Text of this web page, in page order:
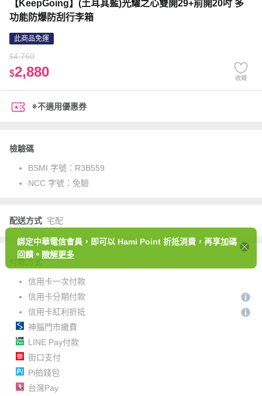
【KeepGoing】(土耳其藍)光耀之心雙開29+前開20吋 多
功能防爆防刮行李箱
此商品免運
$4,760
$2,880 收藏
※不適用優惠券
檢驗碼
BSMI 字號： R3B559
NCC 字號： 免驗
配送方式 宅配
信用卡一次付款
信用卡分期付款
信用卡紅利折抵
神腦門市繳費
LINE Pay付款
街口支付
Pi拍錢包
台灣Pay
綁定中華電信會員，即可以 Hami Point 折抵消費，再享加碼
回饋。 瞭解更多